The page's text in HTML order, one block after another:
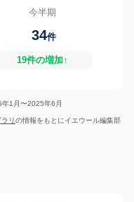
今半期
34件
19件の増加↑
1月〜2025年6月
リの情報をもとにイエウール編集部